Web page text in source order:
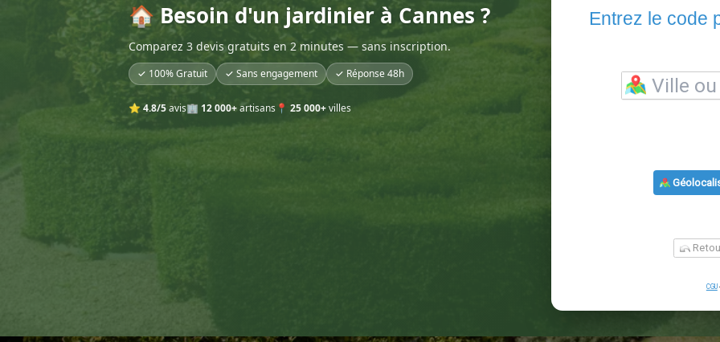
🏠 Besoin d'un jardinier à Cannes ?
Comparez 3 devis gratuits en 2 minutes — sans inscription.
✓ 100% Gratuit ✓ Sans engagement ✓ Réponse 48h
⭐ 4.8/5avis🏢 12 000+artisans 📍 25 000+villes